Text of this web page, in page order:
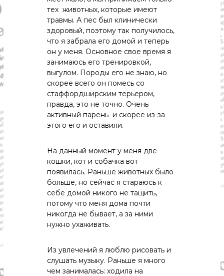
тех животных, которые имеют
травмы. А пес был клинически
здоровый, поэтому так получилось,
что я забрала его домой и теперь
он у меня. Основное свое время я
занимаюсь его тренировкой,
выгулом. Породы его не знаю, но
скорее всего он помесь со
стаффордширским терьером,
правда, это не точно. Очень
активный парень и скорее из-за
этого его и оставили.
На данный момент у меня две
кошки, кот и собачка вот
появилась. Раньше животных было
больше, но сейчас я стараюсь к
себе домой никого не тащить,
потому что меня дома почти
никогда не бывает, а за ними
нужно ухаживать.
Из увлечений я люблю рисовать и
слушать музыку. Раньше я много
чем занималась: ходила на